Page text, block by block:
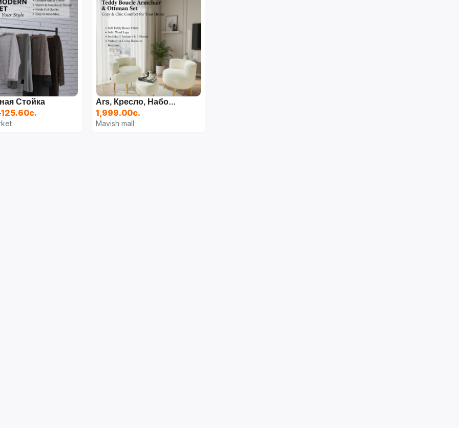
Стойка
125.60с.
Ars, Кресло, Набор Из 3-Х Предметов. Цвет Бежевый ТУРЕЦКИЙ
1,999.00с.
Mavish mall